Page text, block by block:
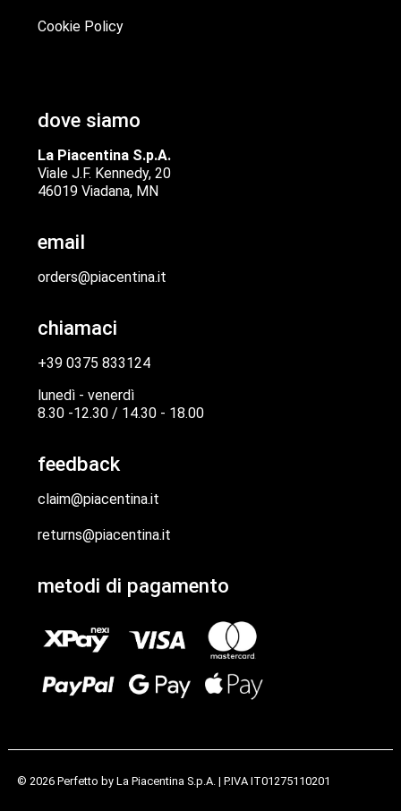
Cookie Policy
dove siamo
La Piacentina S.p.A.
Viale J.F. Kennedy, 20
46019 Viadana, MN
email
orders@piacentina.it
chiamaci
+39 0375 833124
lunedì - venerdì
8.30 -12.30 / 14.30 - 18.00
feedback
claim@piacentina.it
returns@piacentina.it
metodi di pagamento
© 2026 Perfetto by La Piacentina S.p.A.| P.IVA IT01275110201